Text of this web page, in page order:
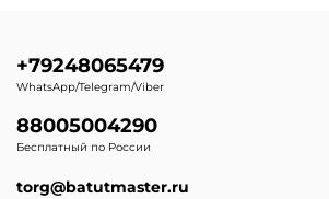
+79248065479
WhatsApp/Telegram/Viber
88005004290
Бесплатный по России
torg@batutmaster.ru